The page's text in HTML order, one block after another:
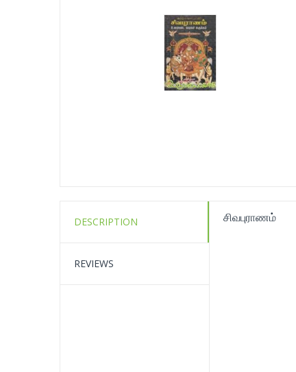
DESCRIPTION
REVIEWS
சிவபுராணம்